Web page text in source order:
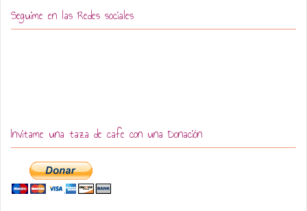
Seguime en las Redes sociales
Invitame una taza de cafe con una Donación